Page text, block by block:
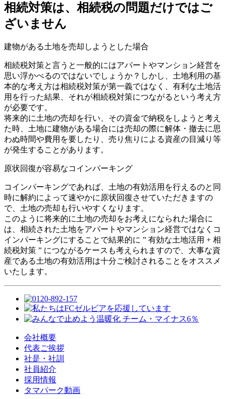
相続対策は、相続税の問題だけではご
ざいません
建物がある土地を売却しようとした場合
相続税対策と言うと一般的にはアパートやマンション経営を
思い浮かべるのではないでしょうか？しかし、土地利用の基
本的な考え方は相続税対策が第一義ではなく、有利な土地活
用を行った結果、それが相続税対策につながるという考え方
が必要です。
将来的に土地の売却を行い、その資金で納税をしようと考え
た時、土地に建物がある場合には売却の際に解体・撤去に思
わぬ時間や費用を要したり、売り焦りによる資産の目減り等
が発生することがあります。
原状回復が容易なコインパーキング
コインパーキングであれば、土地の有効活用を行えるのと同
時に解約によって速やかに原状回復させていただきますの
で、土地の売却も行いやすくなります。
このように将来的に土地の売却をお考えになられた場合に
は、相続された土地をアパートやマンション経営ではなくコ
インパーキングにすることで結果的に ” 有効な土地活用 + 相
続税対策 ” につながるケースも考えられますので、大事な資
産である土地の有効活用は十分ご検討されることをオススメ
いたします。
会社概要
代表ご挨拶
社是・社訓
社員紹介
採用情報
タマパーク動画